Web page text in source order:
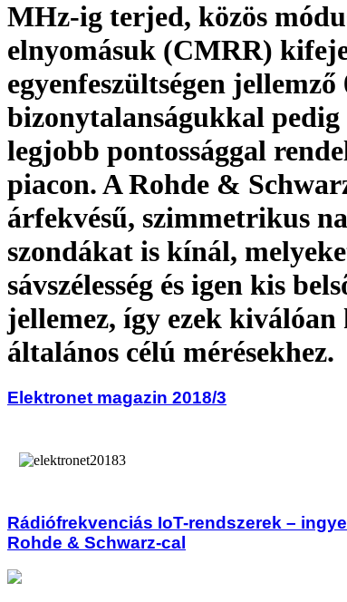
MHz-ig terjed, közös
elnyomásuk (CMRR)
egyenfeszültségen jellemző
bizonytalanságukkal pedig
legjobb pontossággal
piacon. A Rohde &
árfekvésű, szimmetrikus
szondákat is kínál,
sávszélesség és igen kis
jellemez, így ezek kiválóan
általános célú mérésekhez.
Elektronet magazin 2018/3
Rádiófrekvenciás IoT-rendszerek –
Rohde & Schwarz-cal